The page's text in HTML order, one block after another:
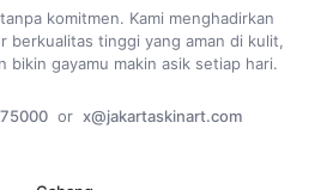
komitmen. Kami menghadirkan
berkualitas tinggi yang aman di kulit,
bikin gayamu makin asik setiap hari.
or x@jakartaskinart.com